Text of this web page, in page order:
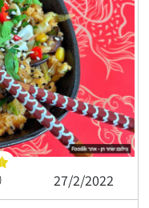
27/2/2022